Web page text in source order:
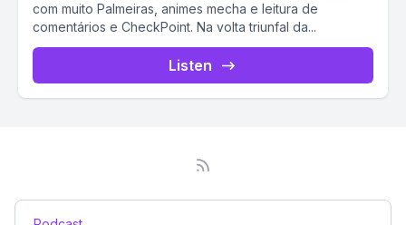
com muito Palmeiras, animes mecha e leitura de
comentários e CheckPoint. Na volta triunfal da...
Listen